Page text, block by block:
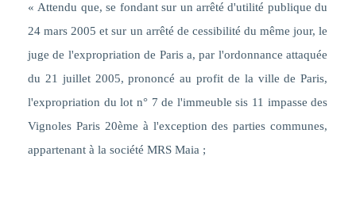
« Attendu que, se fondant sur un arrêté d'utilité publique du
24 mars 2005 et sur un arrêté de cessibilité du même jour, le
juge de l'expropriation de Paris a, par l'ordonnance attaquée
du 21 juillet 2005, prononcé au profit de la ville de Paris,
l'expropriation du lot n° 7 de l'immeuble sis 11 impasse des
Vignoles Paris 20ème à l'exception des parties communes,
appartenant à la société MRS Maia ;